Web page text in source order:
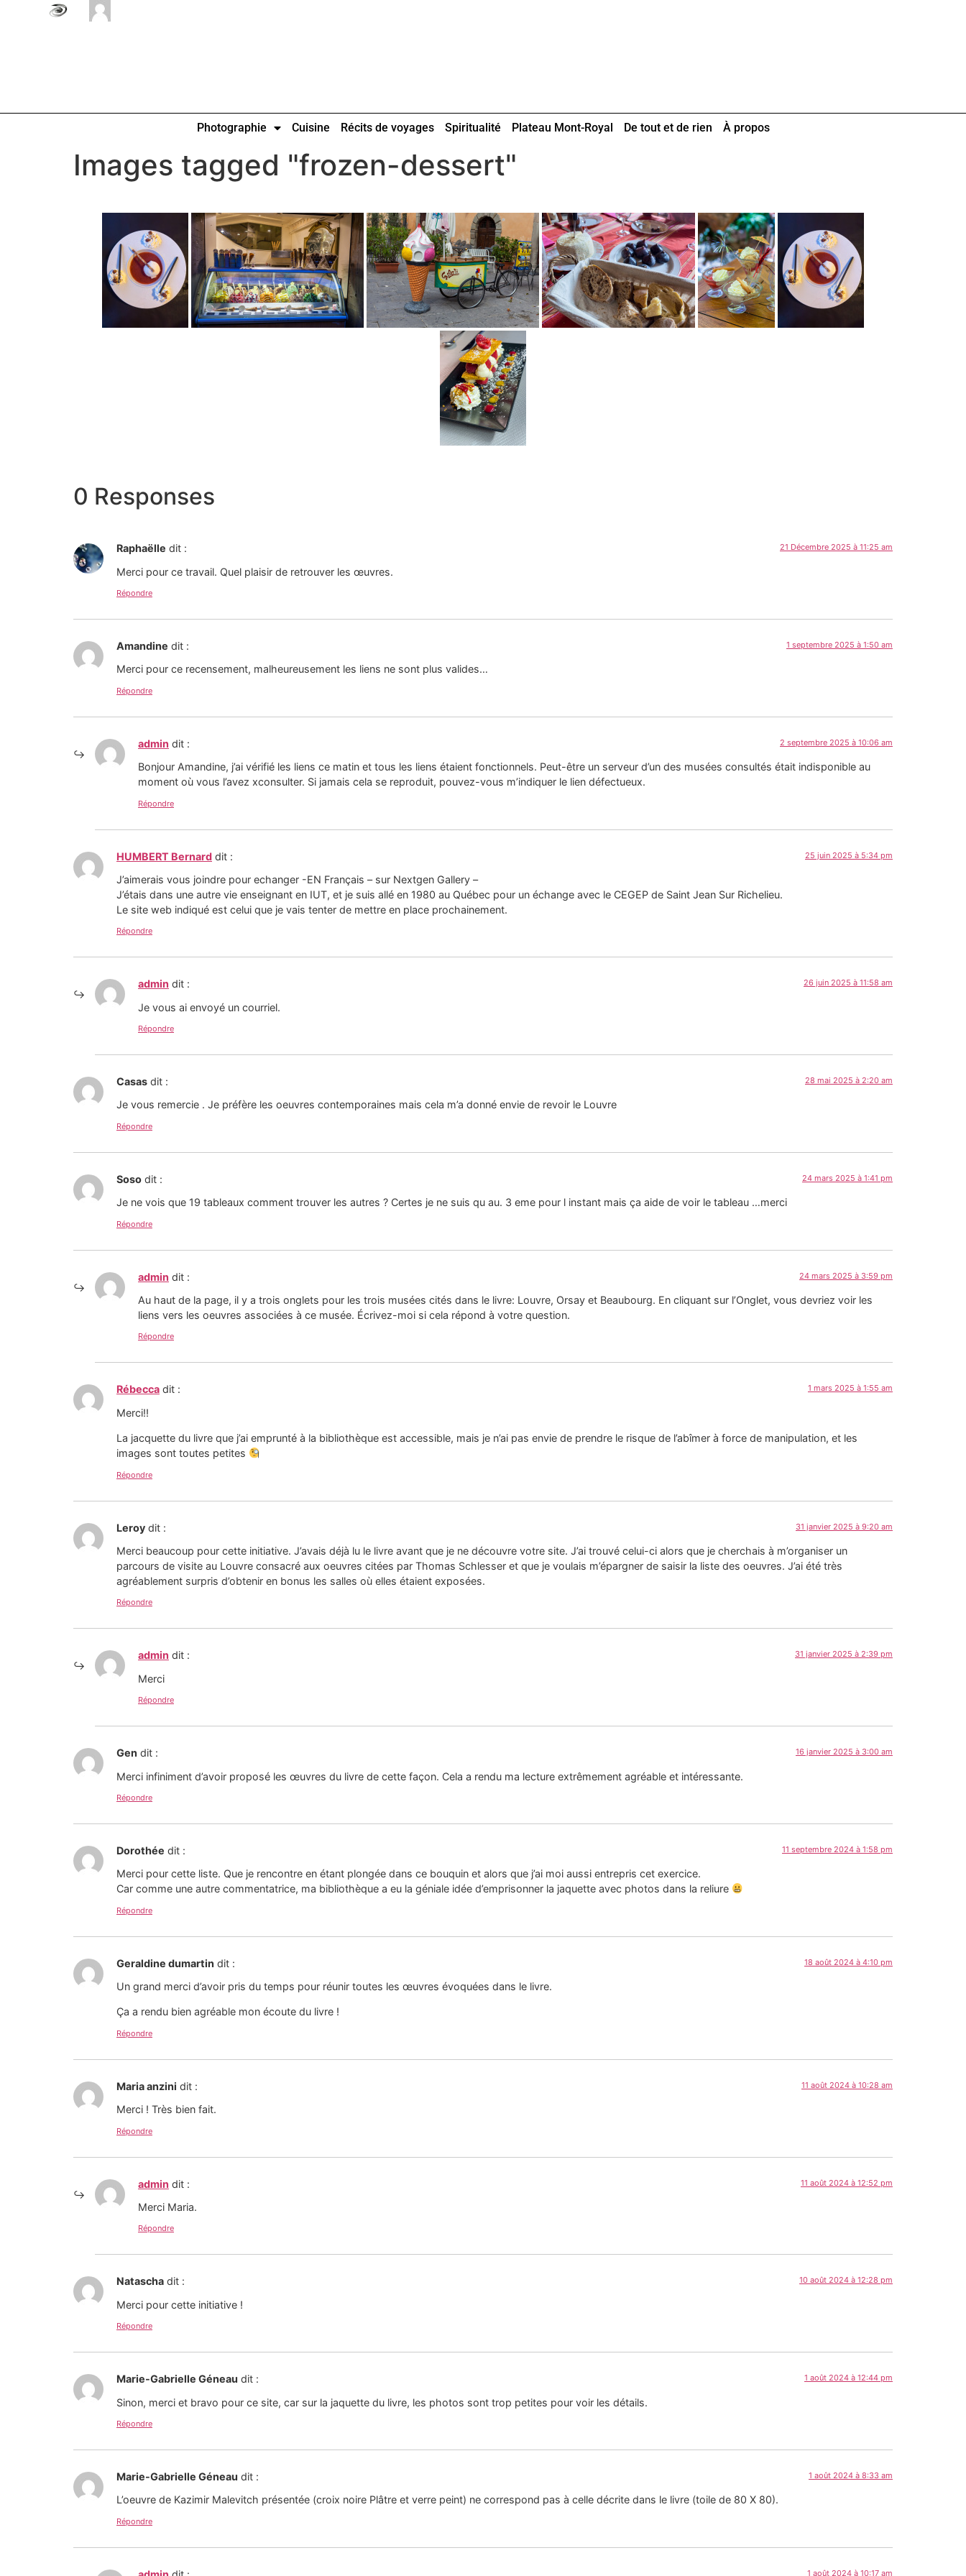
Photographie Cuisine Récits de voyages Spiritualité Plateau Mont-Royal De tout et de rien À propos
Images tagged "frozen-dessert"
0 Responses
Raphaëlle dit : 21 Décembre 2025 à 11:25 am
Merci pour ce travail. Quel plaisir de retrouver les œuvres.
Répondre
Amandine dit : 1 septembre 2025 à 1:50 am
Merci pour ce recensement, malheureusement les liens ne sont plus valides…
Répondre
admin dit : 2 septembre 2025 à 10:06 am
Bonjour Amandine, j’ai vérifié les liens ce matin et tous les liens étaient fonctionnels. Peut-être un serveur d’un des musées consultés était indisponible au
moment où vous l’avez xconsulter. Si jamais cela se reproduit, pouvez-vous m’indiquer le lien défectueux.
Répondre
HUMBERT Bernard dit : 25 juin 2025 à 5:34 pm
J’aimerais vous joindre pour echanger -EN Français – sur Nextgen Gallery –
J’étais dans une autre vie enseignant en IUT, et je suis allé en 1980 au Québec pour un échange avec le CEGEP de Saint Jean Sur Richelieu.
Le site web indiqué est celui que je vais tenter de mettre en place prochainement.
Répondre
admin dit : 26 juin 2025 à 11:58 am
Je vous ai envoyé un courriel.
Répondre
Casas dit : 28 mai 2025 à 2:20 am
Je vous remercie . Je préfère les oeuvres contemporaines mais cela m’a donné envie de revoir le Louvre
Répondre
Soso dit : 24 mars 2025 à 1:41 pm
Je ne vois que 19 tableaux comment trouver les autres ? Certes je ne suis qu au. 3 eme pour l instant mais ça aide de voir le tableau …merci
Répondre
admin dit : 24 mars 2025 à 3:59 pm
Au haut de la page, il y a trois onglets pour les trois musées cités dans le livre: Louvre, Orsay et Beaubourg. En cliquant sur l’Onglet, vous devriez voir les
liens vers les oeuvres associées à ce musée. Écrivez-moi si cela répond à votre question.
Répondre
Rébecca dit : 1 mars 2025 à 1:55 am
Merci!!
La jacquette du livre que j’ai emprunté à la bibliothèque est accessible, mais je n’ai pas envie de prendre le risque de l’abîmer à force de manipulation, et les
images sont toutes petites
Répondre
Leroy dit : 31 janvier 2025 à 9:20 am
Merci beaucoup pour cette initiative. J’avais déjà lu le livre avant que je ne découvre votre site. J’ai trouvé celui-ci alors que je cherchais à m’organiser un
parcours de visite au Louvre consacré aux oeuvres citées par Thomas Schlesser et que je voulais m’épargner de saisir la liste des oeuvres. J’ai été très
agréablement surpris d’obtenir en bonus les salles où elles étaient exposées.
Répondre
admin dit : 31 janvier 2025 à 2:39 pm
Merci
Répondre
Gen dit : 16 janvier 2025 à 3:00 am
Merci infiniment d’avoir proposé les œuvres du livre de cette façon. Cela a rendu ma lecture extrêmement agréable et intéressante.
Répondre
Dorothée dit : 11 septembre 2024 à 1:58 pm
Merci pour cette liste. Que je rencontre en étant plongée dans ce bouquin et alors que j’ai moi aussi entrepris cet exercice.
Car comme une autre commentatrice, ma bibliothèque a eu la géniale idée d’emprisonner la jaquette avec photos dans la reliure
Répondre
Geraldine dumartin dit : 18 août 2024 à 4:10 pm
Un grand merci d’avoir pris du temps pour réunir toutes les œuvres évoquées dans le livre.
Ça a rendu bien agréable mon écoute du livre !
Répondre
Maria anzini dit : 11 août 2024 à 10:28 am
Merci ! Très bien fait.
Répondre
admin dit : 11 août 2024 à 12:52 pm
Merci Maria.
Répondre
Natascha dit : 10 août 2024 à 12:28 pm
Merci pour cette initiative !
Répondre
Marie-Gabrielle Géneau dit : 1 août 2024 à 12:44 pm
Sinon, merci et bravo pour ce site, car sur la jaquette du livre, les photos sont trop petites pour voir les détails.
Répondre
Marie-Gabrielle Géneau dit : 1 août 2024 à 8:33 am
L’oeuvre de Kazimir Malevitch présentée (croix noire Plâtre et verre peint) ne correspond pas à celle décrite dans le livre (toile de 80 X 80).
Répondre
1 août 2024 à 10:17 am